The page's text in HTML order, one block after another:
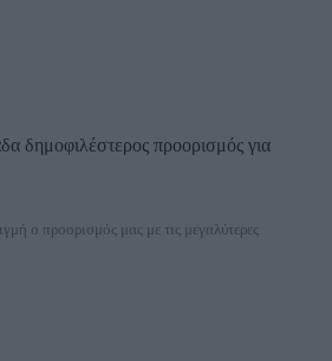
δημοφιλέστερος προορισμός για
ο προορισμός μας με τις μεγαλύτερες